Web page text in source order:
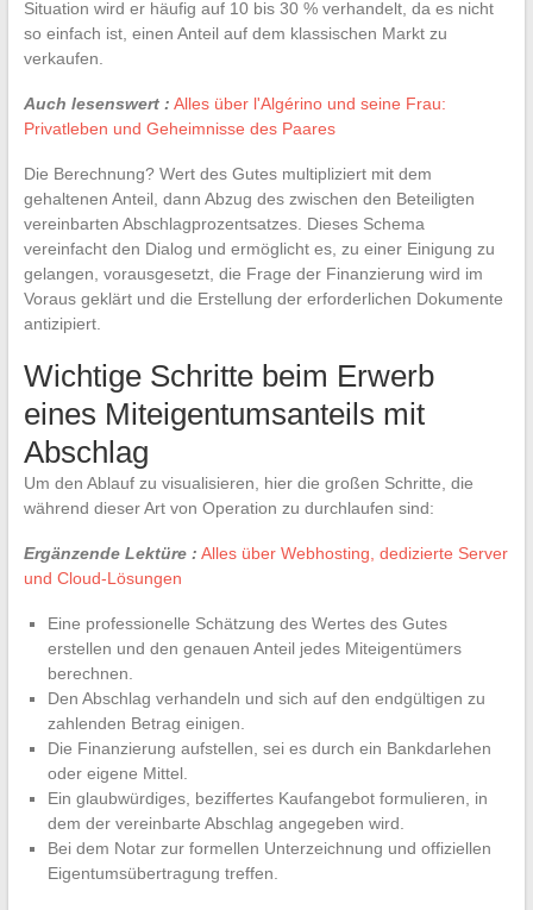
Situation wird er häufig auf 10 bis 30 % verhandelt, da es nicht
so einfach ist, einen Anteil auf dem klassischen Markt zu
verkaufen.
Auch lesenswert : Alles über l'Algérino und seine Frau:
Privatleben und Geheimnisse des Paares
Die Berechnung? Wert des Gutes multipliziert mit dem
gehaltenen Anteil, dann Abzug des zwischen den Beteiligten
vereinbarten Abschlagprozentsatzes. Dieses Schema
vereinfacht den Dialog und ermöglicht es, zu einer Einigung zu
gelangen, vorausgesetzt, die Frage der Finanzierung wird im
Voraus geklärt und die Erstellung der erforderlichen Dokumente
antizipiert.
Wichtige Schritte beim Erwerb
eines Miteigentumsanteils mit
Abschlag
Um den Ablauf zu visualisieren, hier die großen Schritte, die
während dieser Art von Operation zu durchlaufen sind:
Ergänzende Lektüre : Alles über Webhosting, dedizierte Server
und Cloud-Lösungen
Eine professionelle Schätzung des Wertes des Gutes
erstellen und den genauen Anteil jedes Miteigentümers
berechnen.
Den Abschlag verhandeln und sich auf den endgültigen zu
zahlenden Betrag einigen.
Die Finanzierung aufstellen, sei es durch ein Bankdarlehen
oder eigene Mittel.
Ein glaubwürdiges, beziffertes Kaufangebot formulieren, in
dem der vereinbarte Abschlag angegeben wird.
Bei dem Notar zur formellen Unterzeichnung und offiziellen
Eigentumsübertragung treffen.